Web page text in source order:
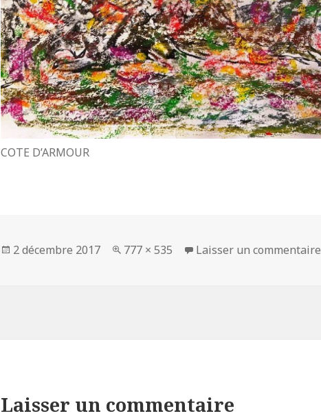
COTE D’ARMOUR
Publié
2 décembre 2017
Taille
777 × 535 Laisser un commentaire
Laisser un commentaire